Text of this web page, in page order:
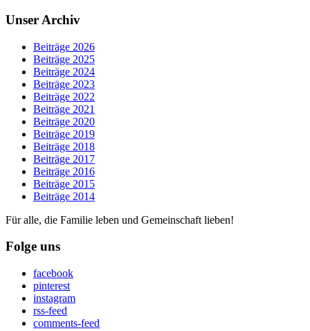
Unser Archiv
Beiträge 2026
Beiträge 2025
Beiträge 2024
Beiträge 2023
Beiträge 2022
Beiträge 2021
Beiträge 2020
Beiträge 2019
Beiträge 2018
Beiträge 2017
Beiträge 2016
Beiträge 2015
Beiträge 2014
Für alle, die Familie leben und Gemeinschaft lieben!
Folge uns
facebook
pinterest
instagram
rss-feed
comments-feed